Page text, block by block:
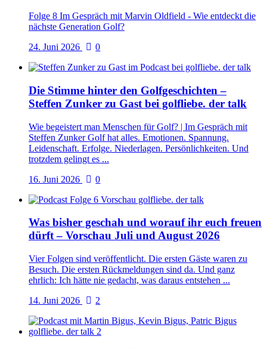
Folge 8 Im Gespräch mit Marvin Oldfield - Wie entdeckt die
nächste Generation Golf?
24. Juni 2026
0
Die Stimme hinter den Golfgeschichten –
Steffen Zunker zu Gast bei golfliebe. der talk
Wie begeistert man Menschen für Golf? | Im Gespräch mit
Steffen Zunker Golf hat alles. Emotionen. Spannung.
Leidenschaft. Erfolge. Niederlagen. Persönlichkeiten. Und
trotzdem gelingt es ...
16. Juni 2026
0
Was bisher geschah und worauf ihr euch freuen
dürft – Vorschau Juli und August 2026
Vier Folgen sind veröffentlicht. Die ersten Gäste waren zu
Besuch. Die ersten Rückmeldungen sind da. Und ganz
ehrlich: Ich hätte nie gedacht, was daraus entstehen ...
14. Juni 2026
2